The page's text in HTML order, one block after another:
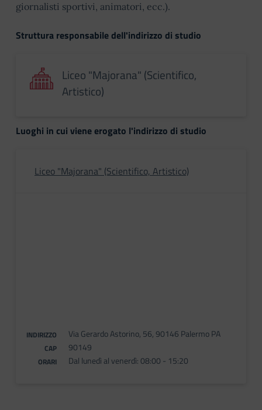
giornalisti sportivi, animatori, ecc.).
Struttura responsabile dell'indirizzo di studio
Liceo "Majorana" (Scientifico,
Artistico)
Luoghi in cui viene erogato l'indirizzo di studio
Liceo "Majorana" (Scientifico, Artistico)
INDIRIZZO Via Gerardo Astorino, 56, 90146 Palermo PA
CAP 90149
ORARI Dal lunedì al venerdì: 08:00 - 15:20